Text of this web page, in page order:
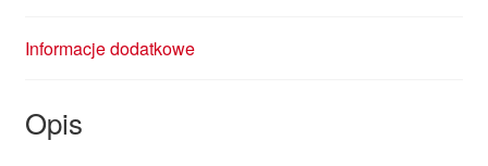
Informacje dodatkowe
Opis